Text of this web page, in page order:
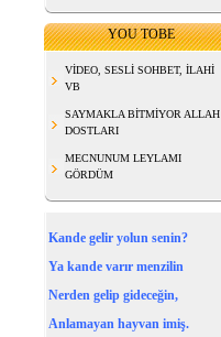
YOU TOBE
VİDEO, SESLİ SOHBET, İLAHİ
VB
SAYMAKLA BİTMİYOR ALLAH
DOSTLARI
MECNUNUM LEYLAMI
GÖRDÜM
Kande gelir yolun senin?
Ya kande varır menzilin
Nerden gelip gideceğin,
Anlamayan hayvan imiş.